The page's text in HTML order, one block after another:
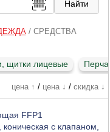
/ СРЕДСТВА
щитки лицевые
цена ↑ / цена ↓ / скидка ↓
FFP1
с клапаном,